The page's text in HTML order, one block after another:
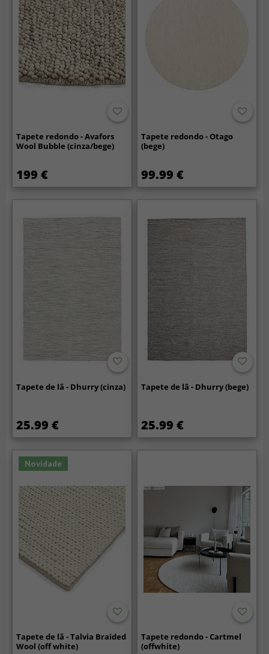
Tapete redondo - Avafors
Wool Bubble (cinza/bege)
199 €
Tapete redondo - Otago
(bege)
99.99 €
Tapete de lã - Dhurry (cinza)
25.99 €
Tapete de lã - Dhurry (bege)
25.99 €
Novidade
Tapete de lã - Talvia Braided
Wool (off white)
Tapete redondo - Cartmel
(offwhite)